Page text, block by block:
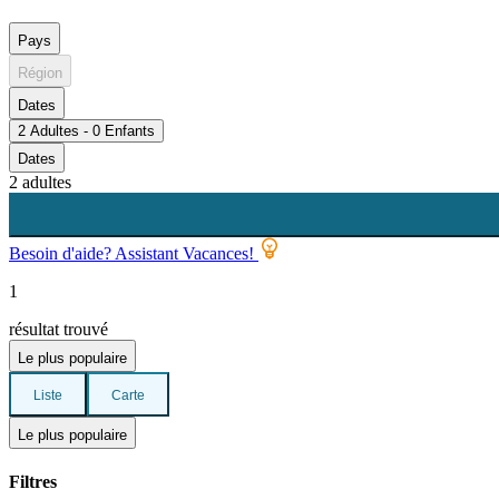
Pays
Région
Dates
2 Adultes - 0 Enfants
Dates
2 adultes
Besoin d'aide? Assistant Vacances!
1
résultat trouvé
Le plus populaire
Liste Carte
Le plus populaire
Filtres